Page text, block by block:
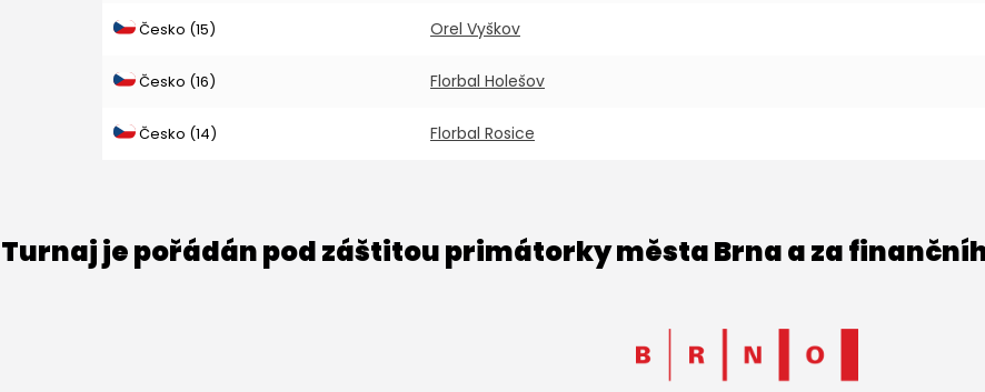
Česko (15) Orel Vyškov
Česko (16) Florbal Holešov
Česko (14) Florbal Rosice
Turnaj je pořádán pod záštitou primátorky města Brna a za